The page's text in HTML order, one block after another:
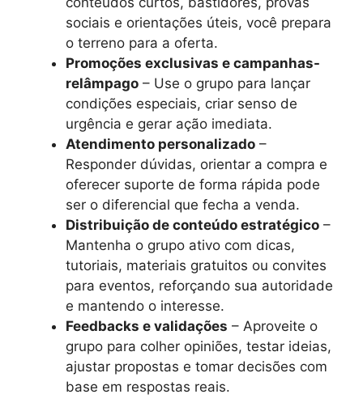
sociais e orientações úteis, você prepara
o terreno para a oferta.
Promoções exclusivas e campanhas-
relâmpago – Use o grupo para lançar
condições especiais, criar senso de
urgência e gerar ação imediata.
Atendimento personalizado –
Responder dúvidas, orientar a compra e
oferecer suporte de forma rápida pode
ser o diferencial que fecha a venda.
Distribuição de conteúdo estratégico –
Mantenha o grupo ativo com dicas,
tutoriais, materiais gratuitos ou convites
para eventos, reforçando sua autoridade
e mantendo o interesse.
Feedbacks e validações – Aproveite o
grupo para colher opiniões, testar ideias,
ajustar propostas e tomar decisões com
base em respostas reais.